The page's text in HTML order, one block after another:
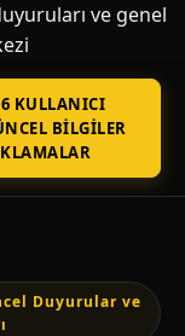
ve genel
KULLANICI
BILGILER
Duyurular ve